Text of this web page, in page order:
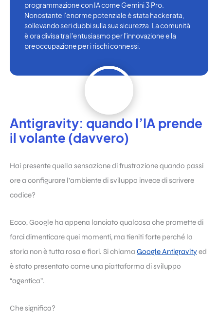
programmazione con IA come Gemini 3 Pro.
Nonostante l'enorme potenziale è stata hackerata,
sollevando seri dubbi sulla sua sicurezza. La comunità
è ora divisa tra l'entusiasmo per l'innovazione e la
preoccupazione per i rischi connessi.
Antigravity: quando l’IA prende
il volante (davvero)
Hai presente quella sensazione di frustrazione quando passi
ore a configurare l’ambiente di sviluppo invece di scrivere
codice?
Ecco, Google ha appena lanciato qualcosa che promette di
farci dimenticare quei momenti, ma tieniti forte perché la
storia non è tutta rosa e fiori. Si chiama Google Antigravityed
è stato presentato come una piattaforma di sviluppo
“agentica”.
Che significa?